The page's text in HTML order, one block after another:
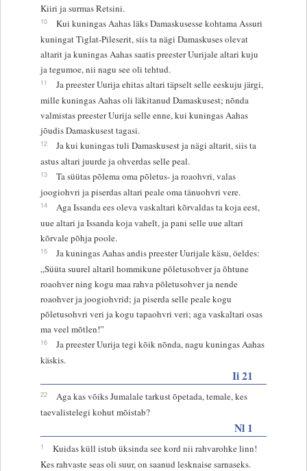
Kiiri ja surmas Retsini.
10
Kui kuningas Aahas läks Damaskusesse kohtama Assuri
kuningat Tiglat-Pileserit, siis ta nägi Damaskuses olevat
altarit ja kuningas Aahas saatis preester Uurijale altari kuju
ja tegumoe, nii nagu see oli tehtud.
11
Ja preester Uurija ehitas altari täpselt selle eeskuju järgi,
mille kuningas Aahas oli läkitanud Damaskusest; nõnda
valmistas preester Uurija selle enne, kui kuningas Aahas
jõudis Damaskusest tagasi.
12
Ja kui kuningas tuli Damaskusest ja nägi altarit, siis ta
astus altari juurde ja ohverdas selle peal.
13
Ta süütas põlema oma põletus- ja roaohvri, valas
joogiohvri ja piserdas altari peale oma tänuohvri vere.
14
Aga Issanda ees oleva vaskaltari kõrvaldas ta koja eest,
uue altari ja Issanda koja vahelt, ja pani selle uue altari
kõrvale põhja poole.
15
Ja kuningas Aahas andis preester Uurijale käsu, öeldes:
„Süüta suurel altaril hommikune põletusohver ja õhtune
roaohver ning kogu maa rahva põletusohver ja nende
roaohver ja joogiohvrid; ja piserda selle peale kogu
põletusohvri veri ja kogu tapaohvri veri; aga vaskaltari osas
ma veel mõtlen!”
16
Ja preester Uurija tegi kõik nõnda, nagu kuningas Aahas
käskis.
Ii 21
22
Aga kas võiks Jumalale tarkust õpetada, temale, kes
taevalistelegi kohut mõistab?
Nl 1
1
Kuidas küll istub üksinda see kord nii rahvarohke linn!
Kes rahvaste seas oli suur, on saanud lesknaise sarnaseks.